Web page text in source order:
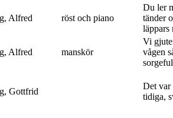
Alfred röst och piano
Du ler
tänder
läppars
Alfred manskör
Vi
vågen
Gottfrid
Det var
tidiga,